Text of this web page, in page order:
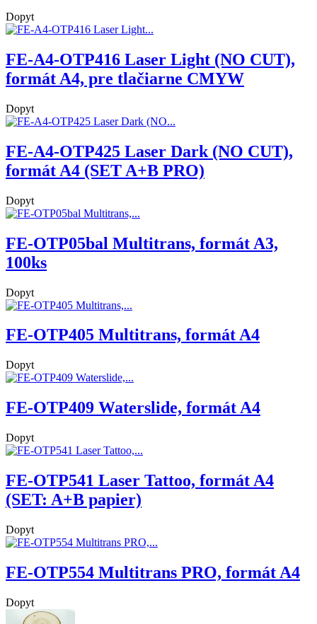
Dopyt
FE-A4-OTP416 Laser Light (NO CUT),
formát A4, pre tlačiarne CMYW
Dopyt
FE-A4-OTP425 Laser Dark (NO CUT),
formát A4 (SET A+B PRO)
Dopyt
FE-OTP05bal Multitrans, formát A3,
100ks
Dopyt
FE-OTP405 Multitrans, formát A4
Dopyt
FE-OTP409 Waterslide, formát A4
Dopyt
FE-OTP541 Laser Tattoo, formát A4
(SET: A+B papier)
Dopyt
FE-OTP554 Multitrans PRO, formát A4
Dopyt